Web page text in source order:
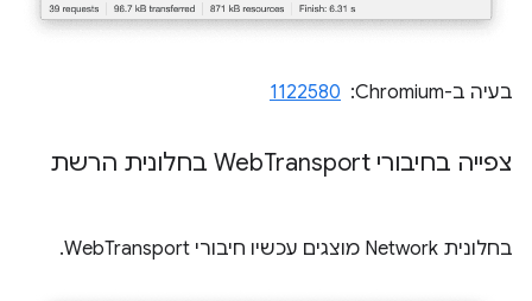
בעיה ב-Chromium: ‏ 1122580
צפייה בחיבורי Web Transport בחלונית הרשת
בחלונית Network מוצגים עכשיו חיבורי WebTransport.